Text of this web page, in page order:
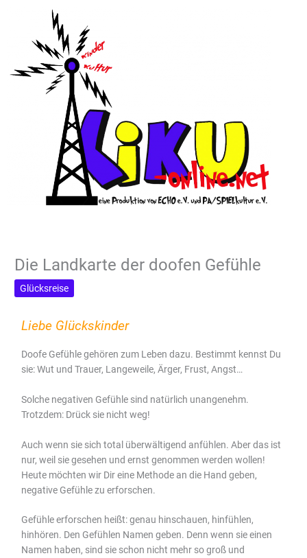
Die Landkarte der doofen Gefühle
Glücksreise
Liebe Glückskinder
Doofe Gefühle gehören zum Leben dazu. Bestimmt kennst Du
sie: Wut und Trauer, Langeweile, Ärger, Frust, Angst…
Solche negativen Gefühle sind natürlich unangenehm.
Trotzdem: Drück sie nicht weg!
Auch wenn sie sich total überwältigend anfühlen. Aber das ist
nur, weil sie gesehen und ernst genommen werden wollen!
Heute möchten wir Dir eine Methode an die Hand geben,
negative Gefühle zu erforschen.
Gefühle erforschen heißt: genau hinschauen, hinfühlen,
hinhören. Den Gefühlen Namen geben. Denn wenn sie einen
Namen haben, sind sie schon nicht mehr so groß und